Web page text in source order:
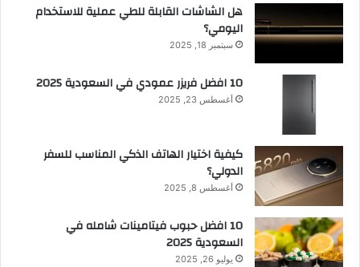
هل الشاشات القابلة للطي عملية للاستخدام
اليومي؟
سبتمبر 18, 2025
10 افضل فريزر عمودي​ في السعودية​ 2025
أغسطس 23, 2025
كيفية اختيار الهاتف الذكي المناسب للسفر
الدولي؟
أغسطس 8, 2025
10 افضل حبوب فيتامينات شامله​ في
السعودية 2025
يوليو 26, 2025